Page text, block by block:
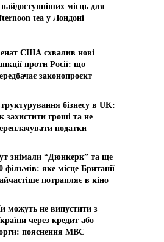
місць для
tea у Лондоні
США схвалив нові
проти Росії: що
законопроєкт
бізнесу в UK:
захистити гроші та не
податки
знімали “Дюнкерк” та ще
фільмів: яке місце Британії
потрапляє в кіно
можуть не випустити з
через кредит або
пояснення МВС